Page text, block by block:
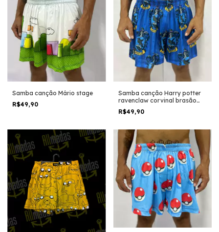
Samba canção Mário stage
R$49,90
Samba canção Harry potter
ravenclaw corvinal brasão
vintage
R$49,90